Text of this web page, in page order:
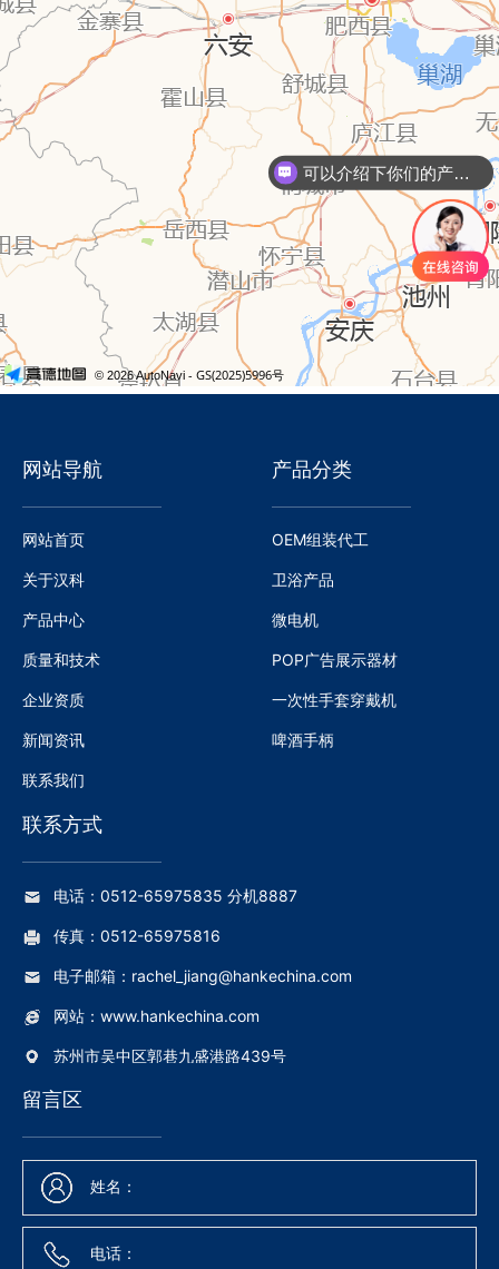
网站导航
网站首页
关于汉科
产品中心
质量和技术
企业资质
新闻资讯
联系我们
产品分类
OEM组装代工
卫浴产品
微电机
POP广告展示器材
一次性手套穿戴机
啤酒手柄
联系方式
电话：0512-65975835 分机8887
传真：0512-65975816
电子邮箱：rachel_jiang@hankechina.com
网站：www.hankechina.com
苏州市吴中区郭巷九盛港路439号
留言区
可以介绍下你们的产品么